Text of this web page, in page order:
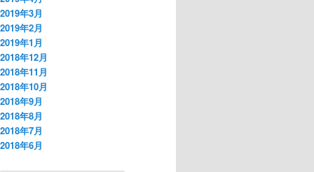
2019年3月
2019年2月
2019年1月
2018年12月
2018年11月
2018年10月
2018年9月
2018年8月
2018年7月
2018年6月